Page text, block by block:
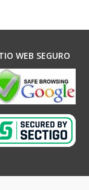
WEB SEGURO